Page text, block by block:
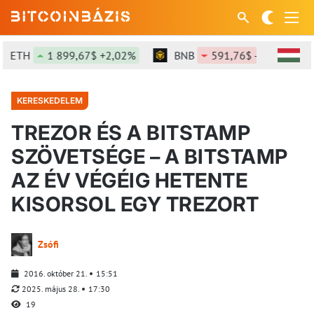
1 899,67$ +2,02% BNB 591,76$ -1,09%
KERESKEDELEM
TREZOR ÉS A BITSTAMP
SZÖVETSÉGE – A BITSTAMP
AZ ÉV VÉGÉIG HETENTE
KISORSOL EGY TREZORT
Zsófi
2016. október 21.
15:51
2025. május 28.
17:30
19